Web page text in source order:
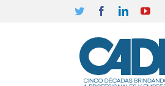
Twitter FacebookLinkedin